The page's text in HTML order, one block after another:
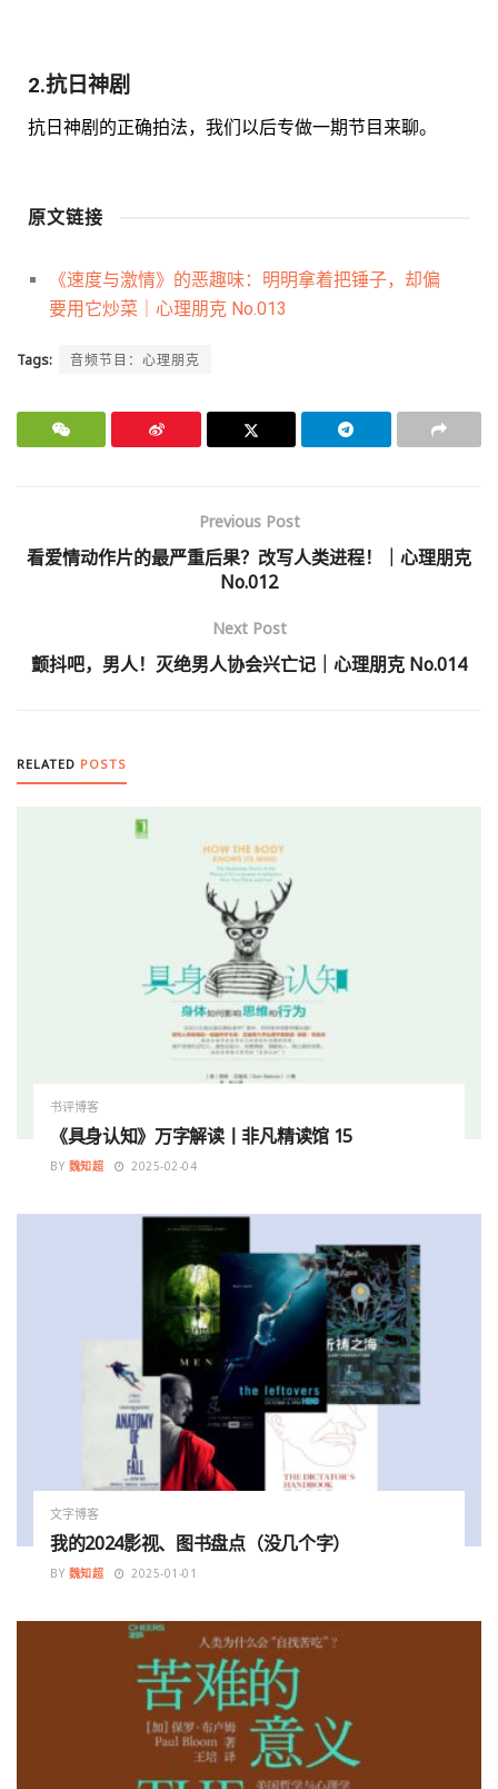
2.抗日神剧
抗日神剧的正确拍法，我们以后专做一期节目来聊。
原文链接
《速度与激情》的恶趣味：明明拿着把锤子，却偏
要用它炒菜｜心理朋克 No.013
Tags: 音频节目：心理朋克
Previous Post
看爱情动作片的最严重后果？改写人类进程！｜心理朋克
No.012
Next Post
颤抖吧，男人！灭绝男人协会兴亡记｜心理朋克 No.014
RELATED POSTS
书评博客
《具身认知》万字解读丨非凡精读馆 15
BY 魏知超 2025-02-04
文字博客
我的2024影视、图书盘点（没几个字）
BY 魏知超 2025-01-01